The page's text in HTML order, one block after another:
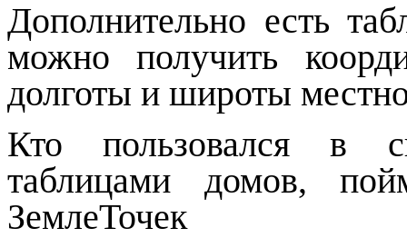
Дополнительно есть
можно получить
долготы и широты
Кто пользовался в
таблицами домов,
ЗемлеТочек